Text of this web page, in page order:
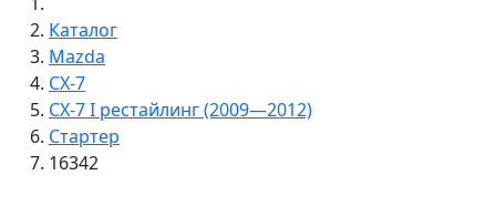
Каталог
Mazda
CX-7
CX-7 I рестайлинг (2009—2012)
Стартер
16342